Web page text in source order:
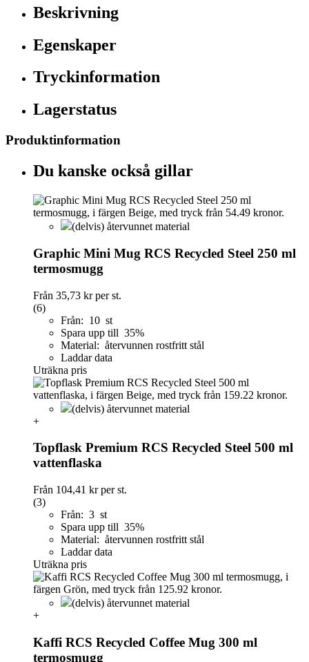
Beskrivning
Egenskaper
Tryckinformation
Lagerstatus
Produktinformation
Du kanske också gillar
(delvis) återvunnet material
Graphic Mini Mug RCS Recycled Steel 250 ml
termosmugg
Från 35,73 krper st.
(6)
Från: 10 st
Spara upp till 35%
Material: återvunnen rostfritt stål
Laddar data
Uträkna pris
(delvis) återvunnet material
+
Topflask Premium RCS Recycled Steel 500 ml
vattenflaska
Från 104,41 krper st.
(3)
Från: 3 st
Spara upp till 35%
Material: återvunnen rostfritt stål
Laddar data
Uträkna pris
(delvis) återvunnet material
+
Kaffi RCS Recycled Coffee Mug 300 ml
termosmugg